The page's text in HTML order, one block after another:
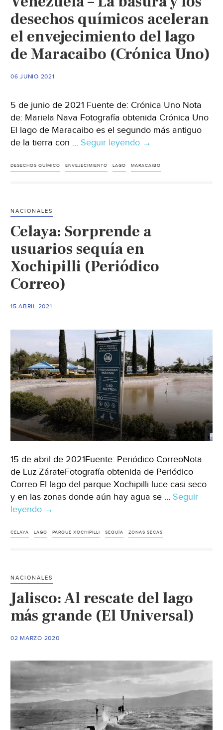
la
pérdida
del
(Imagen
desechos químicos aceleran
el envejecimiento del lago
de Maracaibo (Crónica Uno)
06 JUNIO 2021
5 de junio de 2021 Fuente de: Crónica Uno Nota
de: Mariela Nava Fotografía obtenida Crónica Uno
El lago de Maracaibo es el segundo más antiguo
de la tierra con … Seguir leyendo Venezuela
La
químicos
el
envejecimiento
(Crónica
Uno)
→
DESECHOS QUÍMICO ENVEJECIMIENTO LAGO MARACAIBO
NACIONALES
Celaya: Sorprende a
usuarios sequía en
Xochipilli (Periódico
Correo)
15 ABRIL 2021
15 de abril de 2021Fuente: Periódico CorreoNota
de Luz ZárateFotografía obtenida de Periódico
Correo El lago del parque Xochipilli luce casi seco
y en las zonas donde aún hay agua se … Seguir
leyendo Celaya:
a
Xochipilli
(Periódico
→
CELAYA LAGO PARQUE XOCHIPILLI SEQUÍA ZONAS SECAS
NACIONALES
Jalisco: Al rescate del lago
más grande (El Universal)
02 MARZO 2020